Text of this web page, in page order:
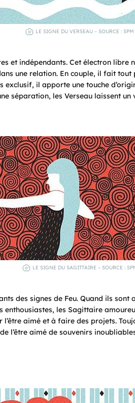
LE SIGNE DU VERSEAU – SOURCE : SPM
et indépendants. Cet électron libre
une relation. En couple, il fait
exclusif, il apporte une touche
séparation, les Verseau laissent
LE SIGNE DU SAGITTAIRE – SOURCE :
des signes de Feu. Quand ils sont
les Sagittaire
l’être aimé et à faire des projets.
l’être aimé de souvenirs